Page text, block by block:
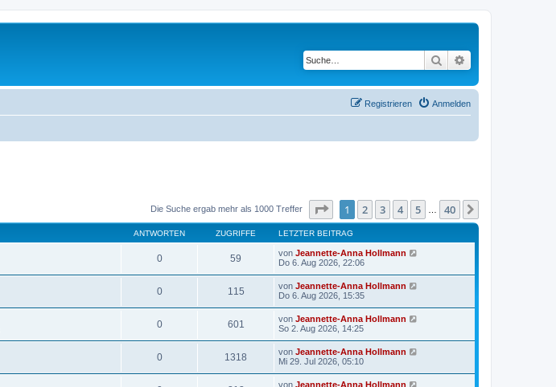
Suche
Anmelden
Registrieren
Die Suche ergab mehr als 1000 Treffer Seite von40
1 2 3 4 5 40
ANTWORTEN ZUGRIFFE LETZTER BEITRAG
0 59 von Jeannette-Anna Hollmann
Do 6. Aug 2026, 22:06
0 115 von Jeannette-Anna Hollmann
Do 6. Aug 2026, 15:35
0 601 von Jeannette-Anna Hollmann
So 2. Aug 2026, 14:25
0 1318 von Jeannette-Anna Hollmann
Mi 29. Jul 2026, 05:10
von Jeannette-Anna Hollmann